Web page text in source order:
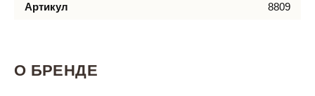
Артикул 8809
О БРЕНДЕ